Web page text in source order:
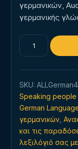
γερμανικών,
γερμανικής
Εύκολος
και
εκμάθησης
γερμανικής
γλώσσας
quantity
SKU:
Speaking people
German
γερμανικών
και τις
λεξιλόγιό σας